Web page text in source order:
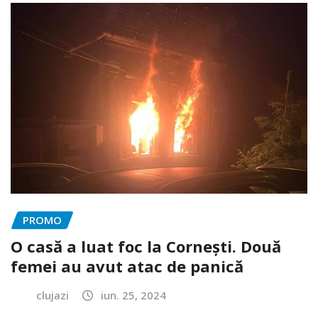
PROMO
O casă a luat foc la Cornești. Două
femei au avut atac de panică
clujazi iun. 25, 2024